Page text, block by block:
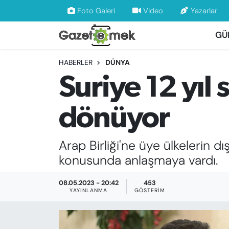
Foto Galeri Video Yazarlar
HABERLER DÜNYA
Suriye 12
dönüyor
Arap Birliği'ne üye ülkelerin
konusunda anlaşmaya vardı.
08.05.2023 - 20:42
YAYINLANMA
453
GÖSTERIM
DÜNYA
EKONOMİ
EMEK HABERLERİ
YENİ MEDYADA EMEK GAZETECİLİĞİNİ
GELİŞTİRMEK
FAYDALI BİLGİLER
GÜNDEM
EĞİTİM
Nöbetçi Eczaneler
Hava Durumu
İstanbul Namaz Vakitleri
Trafik Durumu
Süper Lig Puan Durumu ve Fikstür
Son Dakika Haberleri
Haber Arşivi